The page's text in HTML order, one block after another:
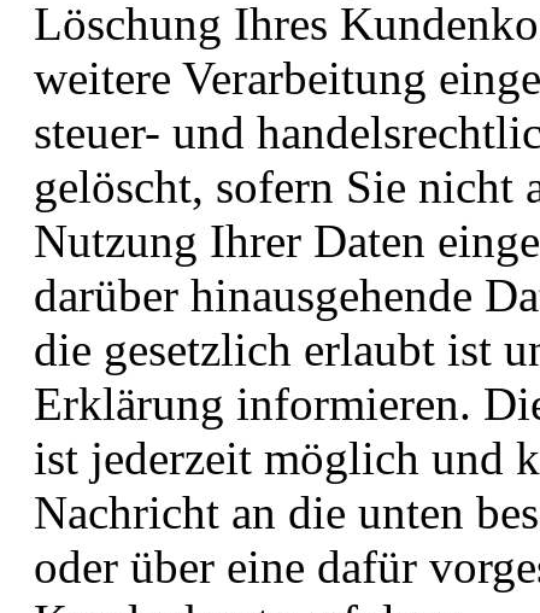
Löschung Ihres
weitere Verarbeitung
steuer- und
gelöscht, sofern Sie nicht
Nutzung Ihrer Daten
darüber hinausgehende
die gesetzlich erlaubt ist
Erklärung informieren.
ist jederzeit möglich und
Nachricht an die unten
oder über eine dafür